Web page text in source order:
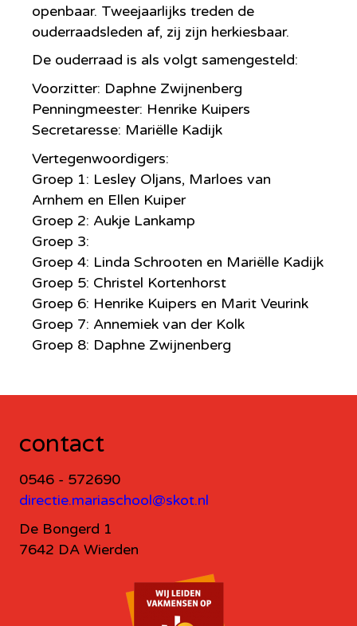
openbaar. Tweejaarlijks treden de
ouderraadsleden af, zij zijn herkiesbaar.
De ouderraad is als volgt samengesteld:
Voorzitter: Daphne Zwijnenberg
Penningmeester: Henrike Kuipers
Secretaresse: Mariëlle Kadijk
Vertegenwoordigers:
Groep 1: Lesley Oljans, Marloes van
Arnhem en Ellen Kuiper
Groep 2: Aukje Lankamp
Groep 3:
Groep 4: Linda Schrooten en Mariëlle Kadijk
Groep 5: Christel Kortenhorst
Groep 6: Henrike Kuipers en Marit Veurink
Groep 7: Annemiek van der Kolk
Groep 8: Daphne Zwijnenberg
contact
0546 - 572690
directie.mariaschool@skot.nl
De Bongerd 1
7642 DA Wierden